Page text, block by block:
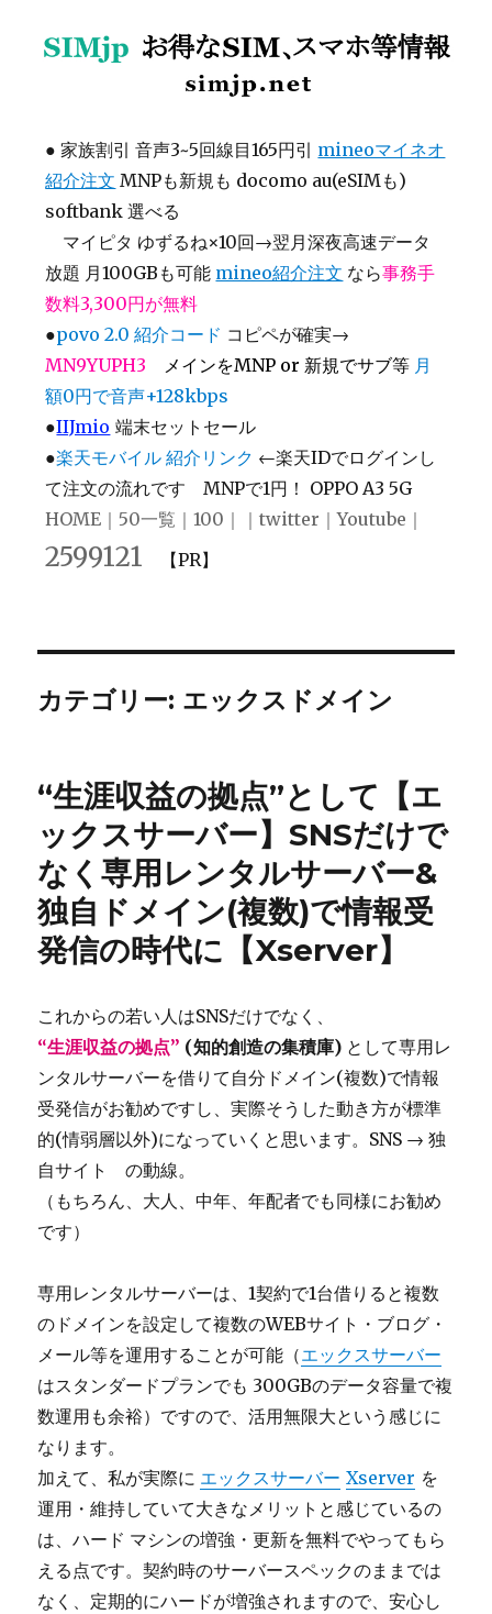
● 家族割引 音声3~5回線目165円引 mineoマイネオ
紹介注文 MNPも新規も docomo au(eSIMも)
softbank 選べる
マイピタ ゆずるね×10回→翌月深夜高速データ
放題 月100GBも可能 mineo紹介注文 なら事務手
数料3,300円が無料
●povo 2.0 紹介コード コピペが確実→
MN9YUPH3
メインをMNP or 新規でサブ等 月
額0円で音声+128kbps
●IIJmio 端末セットセール
●楽天モバイル 紹介リンク ←楽天IDでログインし
て注文の流れです MNPで1円！ OPPO A3 5G
HOME ｜ 50一覧 ｜100 ｜｜twitter ｜Youtube ｜
2599121 【PR】
カテゴリー: エックスドメイン
“生涯収益の拠点”として【エ
ックスサーバー】SNSだけで
なく専用レンタルサーバー&
独自ドメイン(複数)で情報受
発信の時代に【Xserver】
これからの若い人はSNSだけでなく、
“生涯収益の拠点” (知的創造の集積庫) として専用レ
ンタルサーバーを借りて自分ドメイン(複数)で情報
受発信がお勧めですし、実際そうした動き方が標準
的(情弱層以外)になっていくと思います。SNS → 独
自サイト の動線。
（もちろん、大人、中年、年配者でも同様にお勧め
です）
専用レンタルサーバーは、1契約で1台借りると複数
のドメインを設定して複数のWEBサイト・ブログ・
メール等を運用することが可能（エックスサーバー
はスタンダードプランでも 300GBのデータ容量で複
数運用も余裕）ですので、活用無限大という感じに
なります。
加えて、私が実際に エックスサーバー Xserver を
運用・維持していて大きなメリットと感じているの
は、ハード マシンの増強・更新を無料でやってもら
える点です。契約時のサーバースペックのままでは
なく、定期的にハードが増強されますので、安心し